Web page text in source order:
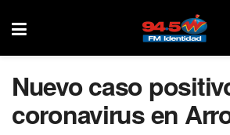
Nuevo caso
coronavirus en